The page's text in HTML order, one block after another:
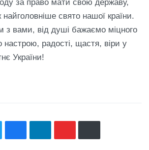
за право мати свою державу,
найголовніше свято нашої країни.
з вами, від душі бажаємо міцного
настрою, радості, щастя, віри у
України!